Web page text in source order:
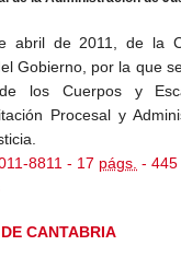
abril de 2011, de la
Gobierno, por la que
los Cuerpos y
Procesal y
8811 - 17 págs. - 445
CANTABRIA